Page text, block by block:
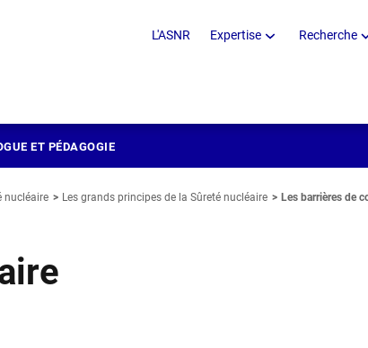
L'ASNR Expertise Recherche
ET PÉDAGOGIE
nucléaire Les grands principes de la Sûreté nucléaire Les barrières de